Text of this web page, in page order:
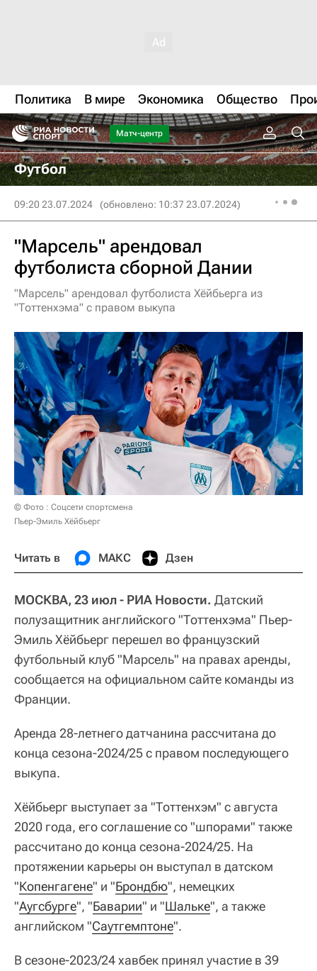
Политика В мире Экономика Общество
Матч-центр
Футбол
09:20 23.07.2024 (обновлено: 10:37 23.07.2024)
"Марсель" арендовал
футболиста сборной Дании
"Марсель" арендовал футболиста Хёйбьерга из
"Тоттенхэма" с правом выкупа
© Фото : Соцсети спортсмена
Пьер-Эмиль Хёйбьерг
Читать в МАКС Дзен
МОСКВА, 23 июл - РИА Новости. Датский
полузащитник английского "Тоттенхэма" Пьер-
Эмиль Хёйбьерг перешел во французский
футбольный клуб "Марсель" на правах аренды,
сообщается на официальном сайте команды из
Франции.
Аренда 28-летнего датчанина рассчитана до
конца сезона-2024/25 с правом последующего
выкупа.
Хёйбьерг выступает за "Тоттенхэм" с августа
2020 года, его соглашение со "шпорами" также
рассчитано до конца сезона-2024/25. На
протяжении карьеры он выступал в датском
"Копенгагене" и "Брондбю", немецких
"Аугсбурге", "Баварии" и "Шальке", а также
английском "Саутгемптоне".
В сезоне-2023/24 хавбек принял участие в 39